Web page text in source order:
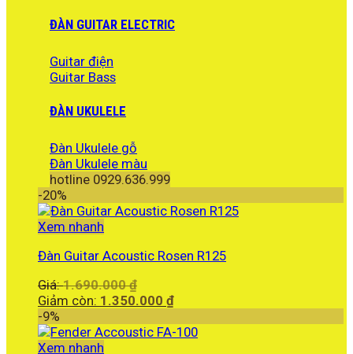
ĐÀN GUITAR ELECTRIC
Guitar điện
Guitar Bass
ĐÀN UKULELE
Đàn Ukulele gỗ
Đàn Ukulele màu
hotline 0929.636.999
-20%
Xem nhanh
Đàn Guitar Acoustic Rosen R125
Giá:1.690.000₫
gốc
1.690.000 ₫.
Giảm còn: 1.350.000 ₫Giá
tại
-9%
Xem nhanh